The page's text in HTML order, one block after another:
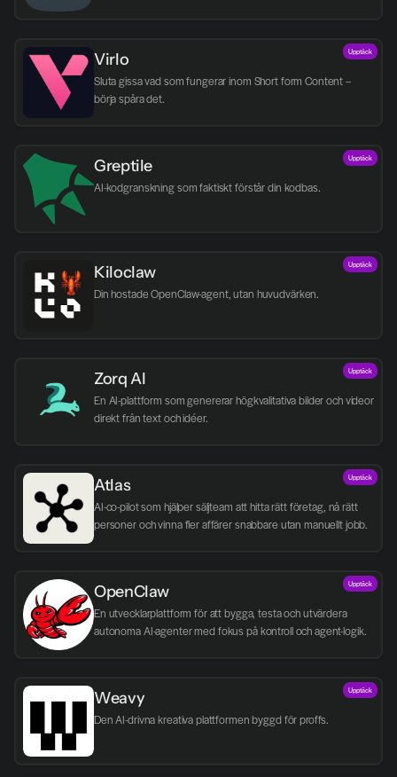
Virlo
Sluta gissa vad som fungerar inom Short form Content –
börja spåra det.
Upptäck
Greptile
AI-kodgranskning som faktiskt förstår din kodbas.
Upptäck
Kiloclaw
Din hostade OpenClaw-agent, utan huvudvärken.
Upptäck
Zorq AI
En AI-plattform som genererar högkvalitativa bilder och videor
direkt från text och idéer.
Upptäck
Atlas
AI-co-pilot som hjälper säljteam att hitta rätt företag, nå rätt
personer och vinna fler affärer snabbare utan manuellt jobb.
Upptäck
OpenClaw
En utvecklarplattform för att bygga, testa och utvärdera
autonoma AI-agenter med fokus på kontroll och agent-logik.
Upptäck
Weavy
Den AI-drivna kreativa plattformen byggd för proffs.
Upptäck